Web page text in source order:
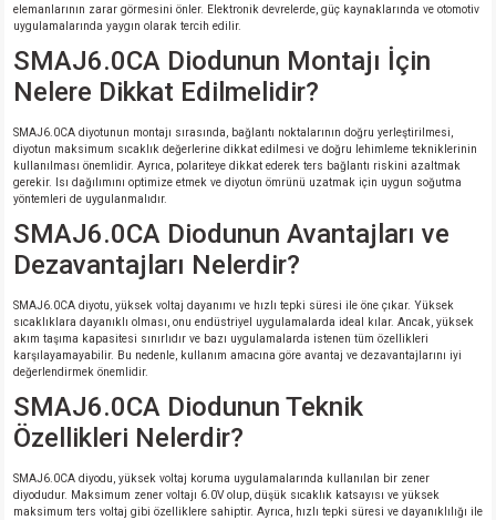
elemanlarının zarar görmesini önler. Elektronik devrelerde, güç kaynaklarında ve otomotiv
uygulamalarında yaygın olarak tercih edilir.
SMAJ6.0CA Diodunun Montajı İçin
Nelere Dikkat Edilmelidir?
SMAJ6.0CA diyotunun montajı sırasında, bağlantı noktalarının doğru yerleştirilmesi,
diyotun maksimum sıcaklık değerlerine dikkat edilmesi ve doğru lehimleme tekniklerinin
kullanılması önemlidir. Ayrıca, polariteye dikkat ederek ters bağlantı riskini azaltmak
gerekir. Isı dağılımını optimize etmek ve diyotun ömrünü uzatmak için uygun soğutma
yöntemleri de uygulanmalıdır.
SMAJ6.0CA Diodunun Avantajları ve
Dezavantajları Nelerdir?
SMAJ6.0CA diyotu, yüksek voltaj dayanımı ve hızlı tepki süresi ile öne çıkar. Yüksek
sıcaklıklara dayanıklı olması, onu endüstriyel uygulamalarda ideal kılar. Ancak, yüksek
akım taşıma kapasitesi sınırlıdır ve bazı uygulamalarda istenen tüm özellikleri
karşılayamayabilir. Bu nedenle, kullanım amacına göre avantaj ve dezavantajlarını iyi
değerlendirmek önemlidir.
SMAJ6.0CA Diodunun Teknik
Özellikleri Nelerdir?
SMAJ6.0CA diyodu, yüksek voltaj koruma uygulamalarında kullanılan bir zener
diyodudur. Maksimum zener voltajı 6.0V olup, düşük sıcaklık katsayısı ve yüksek
maksimum ters voltaj gibi özelliklere sahiptir. Ayrıca, hızlı tepki süresi ve dayanıklılığı ile